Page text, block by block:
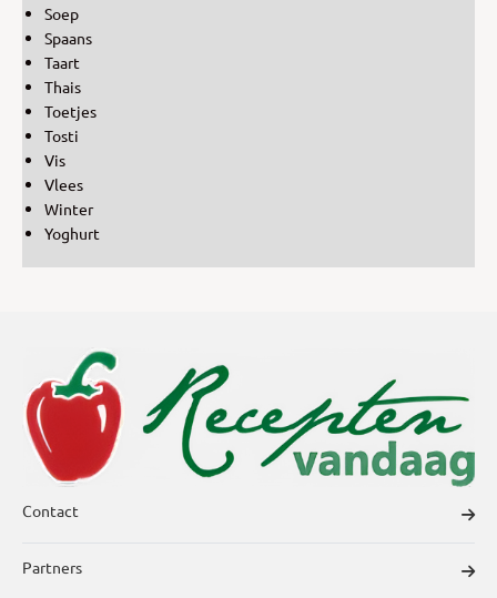
Soep
Spaans
Taart
Thais
Toetjes
Tosti
Vis
Vlees
Winter
Yoghurt
Contact
Partners